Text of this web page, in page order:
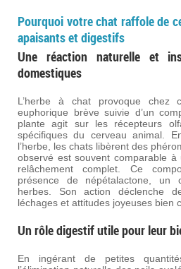
Pourquoi votre chat raffole de
apaisants et digestifs
Une réaction naturelle et
domestiques
L’herbe à chat provoque chez
euphorique brève suivie d’un
plante agit sur les récepteurs
spécifiques du cerveau animal.
l’herbe, les chats libèrent des
observé est souvent comparable à
relâchement complet. Ce
présence de népétalactone, un
herbes. Son action déclenche
léchages et attitudes joyeuses bien
Un rôle digestif utile pour leur
En ingérant de petites